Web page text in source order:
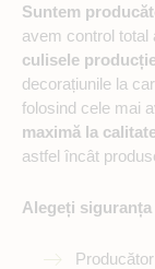
Suntem
avem control total
culisele
decorațiunile la
folosind cele mai
maximă la
astfel încât
Alegeți